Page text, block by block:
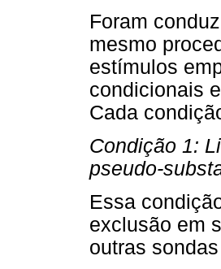
Foram
mesmo
estímulos
condicionais
Cada
Condição 1:
pseudo-
Essa
exclusão em
outras